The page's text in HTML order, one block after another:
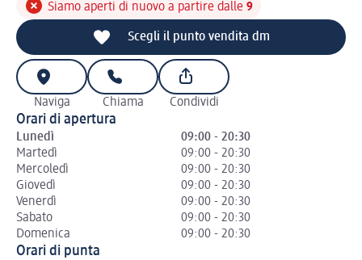
Siamo aperti di nuovo a partire dalle 9
Scegli il punto vendita dm
Naviga Chiama Condividi
Orari di apertura
Lunedì
09:00 - 20:30
Martedì
09:00 - 20:30
Mercoledì
09:00 - 20:30
Giovedì
09:00 - 20:30
Venerdì
09:00 - 20:30
Sabato
09:00 - 20:30
Domenica
09:00 - 20:30
Orari di punta